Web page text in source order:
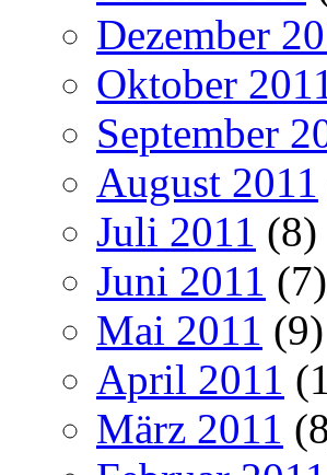
Dezember
Oktober
September
August 2011
Juli 2011 (8)
Juni 2011 (7)
Mai 2011 (9)
April 2011
März 2011